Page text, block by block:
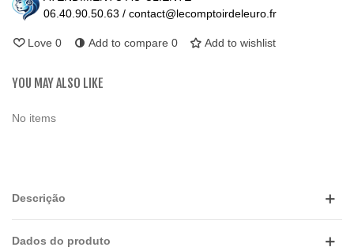
06.40.90.50.63 / contact@lecomptoirdeleuro.fr
Love 0 Add to compare 0 Add to wishlist
YOU MAY ALSO LIKE
No items
Descrição
Dados do produto